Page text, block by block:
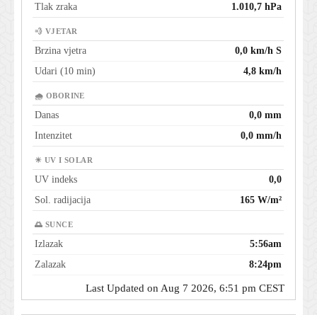
Tlak zraka
1.010,7 hPa
💨 VJETAR
Brzina vjetra
0,0 km/h S
Udari (10 min)
4,8 km/h
🌧 OBORINE
Danas
0,0 mm
Intenzitet
0,0 mm/h
☀ UV I SOLAR
UV indeks
0,0
Sol. radijacija
165 W/m²
🌅 SUNCE
Izlazak
5:56am
Zalazak
8:24pm
Last Updated on Aug 7 2026, 6:51 pm CEST